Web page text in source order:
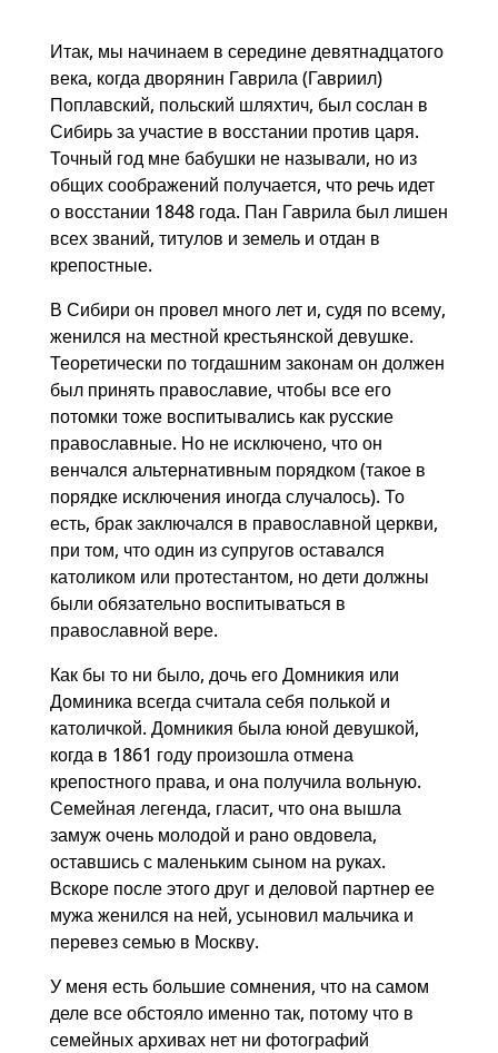
Итак, мы начинаем в середине девятнадцатого
века, когда дворянин Гаврила (Гавриил)
Поплавский, польский шляхтич, был сослан в
Сибирь за участие в восстании против царя.
Точный год мне бабушки не называли, но из
общих соображений получается, что речь идет
о восстании 1848 года. Пан Гаврила был лишен
всех званий, титулов и земель и отдан в
крепостные.
В Сибири он провел много лет и, судя по всему,
женился на местной крестьянской девушке.
Теоретически по тогдашним законам он должен
был принять православие, чтобы все его
потомки тоже воспитывались как русские
православные. Но не исключено, что он
венчался альтернативным порядком (такое в
порядке исключения иногда случалось). То
есть, брак заключался в православной церкви,
при том, что один из супругов оставался
католиком или протестантом, но дети должны
были обязательно воспитываться в
православной вере.
Как бы то ни было, дочь его Домникия или
Доминика всегда считала себя полькой и
католичкой. Домникия была юной девушкой,
когда в 1861 году произошла отмена
крепостного права, и она получила вольную.
Семейная легенда, гласит, что она вышла
замуж очень молодой и рано овдовела,
оставшись с маленьким сыном на руках.
Вскоре после этого друг и деловой партнер ее
мужа женился на ней, усыновил мальчика и
перевез семью в Москву.
У меня есть большие сомнения, что на самом
деле все обстояло именно так, потому что в
семейных архивах нет ни фотографий